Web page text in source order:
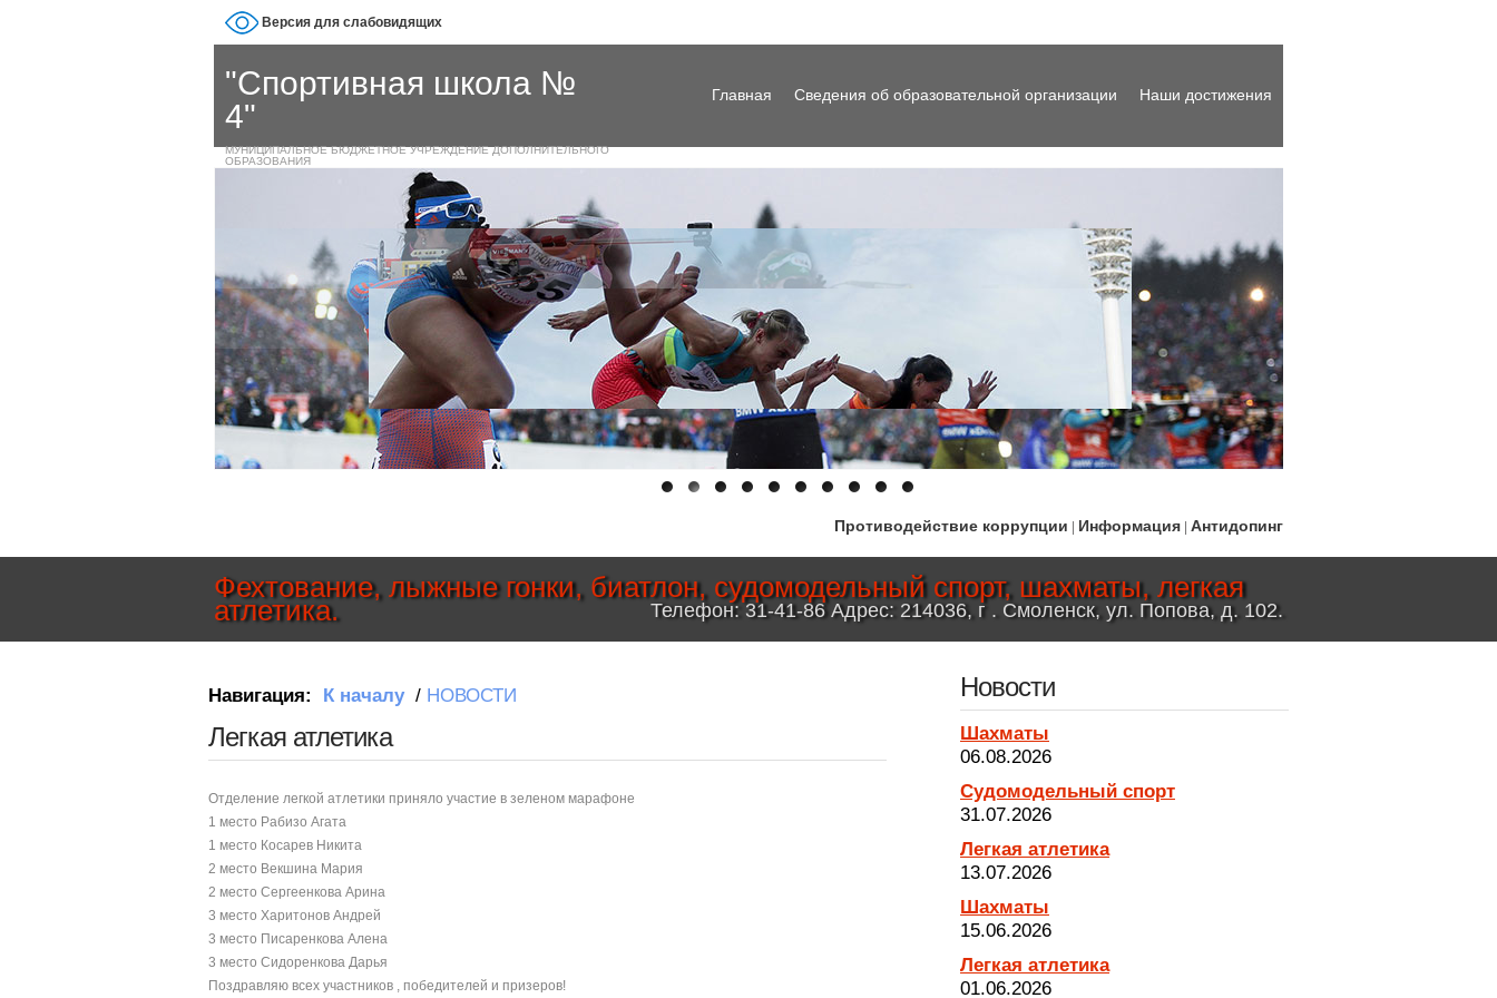
Версия для слабовидящих
"Спортивная школа №
4"
МУНИЦИПАЛЬНОЕ БЮДЖЕТНОЕ УЧРЕЖДЕНИЕ ДОПОЛНИТЕЛЬНОГО
ОБРАЗОВАНИЯ
Главная Сведения об образовательной организации Наши достижения
Противодействие коррупции Информация Антидопинг
Фехтование, лыжные гонки, биатлон, судомодельный спорт, шахматы, легкая
атлетика. Телефон: 31-41-86 Адрес: 214036, г . Смоленск, ул. Попова, д. 102.
Навигация: К началу / НОВОСТИ
Легкая атлетика
Отделение легкой атлетики приняло участие в зеленом марафоне
1 место Рабизо Агата
1 место Косарев Никита
2 место Векшина Мария
2 место Сергеенкова Арина
3 место Харитонов Андрей
3 место Писаренкова Алена
3 место Сидоренкова Дарья
Поздравляю всех участников , победителей и призеров!
Новости
Шахматы
06.08.2026
Судомодельный спорт
31.07.2026
Легкая атлетика
13.07.2026
Шахматы
15.06.2026
Легкая атлетика
01.06.2026